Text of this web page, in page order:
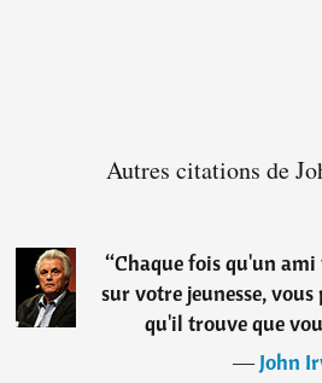
Autres citations de
“Chaque fois qu'un
sur votre jeunesse,
qu'il trouve que
―John